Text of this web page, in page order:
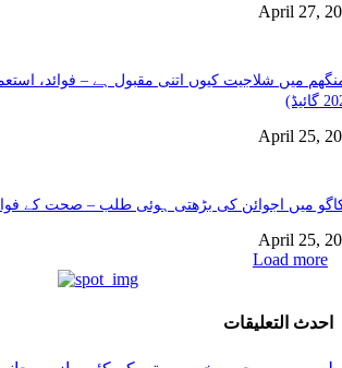
April 27,
میں شلاجیت کیوں اتنی مقبول ہے – فوائد،
April 25,
میں اجوائن کی بڑھتی ہوئی طلب – صحت کے
April 25,
Load more
احدث التعليقات